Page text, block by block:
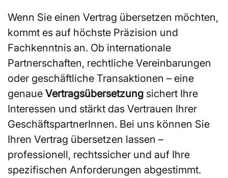
Wenn Sie einen Vertrag übersetzen möchten,
kommt es auf höchste Präzision und
Fachkenntnis an. Ob internationale
Partnerschaften, rechtliche Vereinbarungen
oder geschäftliche Transaktionen – eine
genaue Vertragsübersetzung sichert Ihre
Interessen und stärkt das Vertrauen Ihrer
GeschäftspartnerInnen. Bei uns können Sie
Ihren Vertrag übersetzen lassen –
professionell, rechtssicher und auf Ihre
spezifischen Anforderungen abgestimmt.